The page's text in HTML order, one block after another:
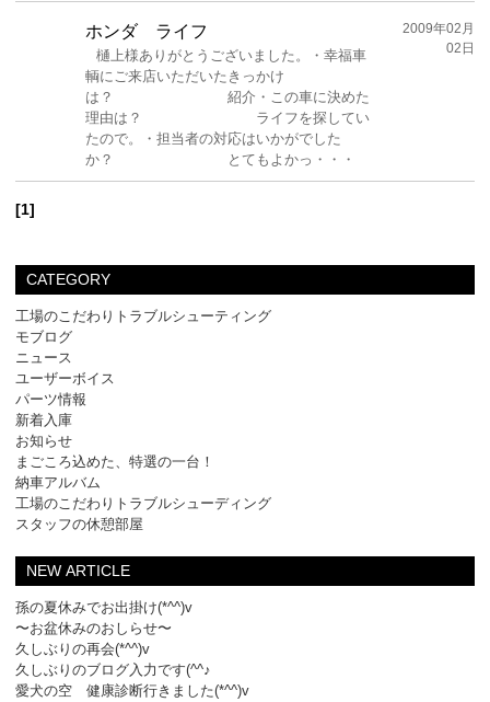
ホンダ ライフ
樋上様ありがとうございました。・幸福車
輌にご来店いただいたきっかけ
は？ 紹介・この車に決めた
理由は？ ライフを探してい
たので。・担当者の対応はいかがでした
か？ とてもよかっ・・・
2009年02月
02日
[1]
CATEGORY
工場のこだわりトラブルシューティング
モブログ
ニュース
ユーザーボイス
パーツ情報
新着入庫
お知らせ
まごころ込めた、特選の一台！
納車アルバム
工場のこだわりトラブルシューディング
スタッフの休憩部屋
NEW ARTICLE
孫の夏休みでお出掛け(*^^)v
〜お盆休みのおしらせ〜
久しぶりの再会(*^^)v
久しぶりのブログ入力です(^^♪
愛犬の空 健康診断行きました(*^^)v